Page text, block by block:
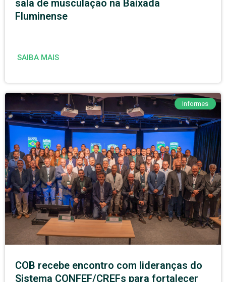
sala de musculação na Baixada
Fluminense
SAIBA MAIS
Informes
COB recebe encontro com lideranças do
Sistema CONFEF/CREFs para fortalecer